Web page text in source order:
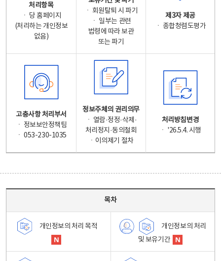
처리항목
ㆍ 당 홈페이지
(처리하는 개인정보
없음)
ㆍ 회원탈퇴 시 파기
ㆍ 일부는 관련
법령에 따라 보관
또는 파기
제3자 제공
ㆍ 종합청렴도평가
고충사항 처리부서
ㆍ 정보보안정책팀
ㆍ 053-230-1035
정보주체의 권리의무
ㆍ 열람·정정·삭제·
처리정지·동의철회
ㆍ이의제기 절차
처리방침변경
ㆍ '26.5.4. 시행
목차
개인정보의 처리 목적
개인정보의 처리
및 보유기간